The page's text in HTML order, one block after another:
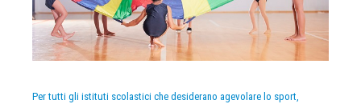
Per tutti gli istituti scolastici che desiderano agevolare lo sport,